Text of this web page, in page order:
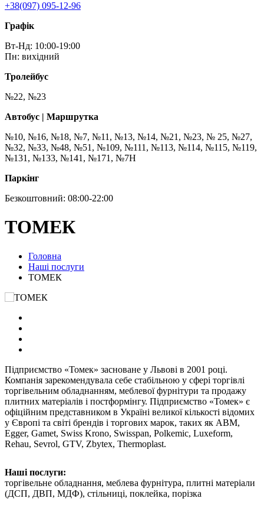
+38(097) 095-12-96
Графік
Вт-Нд: 10:00-19:00
Пн: вихідний
Тролейбус
№22, №23
Автобус | Маршрутка
№10, №16, №18, №7, №11, №13, №14, №21, №23, № 25, №27,
№32, №33, №48, №51, №109, №111, №113, №114, №115, №119,
№131, №133, №141, №171, №7Н
Паркінг
Безкоштовний: 08:00-22:00
ТОМЕК
Головна
Наші послуги
ТОМЕК
Підприємство «Томек» засноване у Львові в 2001 році.
Компанія зарекомендувала себе стабільною у сфері торгівлі
торгівельним обладнанням, меблевої фурнітури та продажу
плитних матеріалів і постформінгу. Підприємство «Томек» є
офіційним представником в Україні великої кількості відомих
у Європі та світі брендів і торгових марок, таких як ABM,
Egger, Gamet, Swiss Krono, Swisspan, Polkemic, Luxeform,
Rehau, Sevrol, GTV, Zbytex, Thermoplast.
Наші послуги:
торгівельне обладнання, меблева фурнітура, плитні матеріали
(ДСП, ДВП, МДФ), стільниці, поклейка, порізка